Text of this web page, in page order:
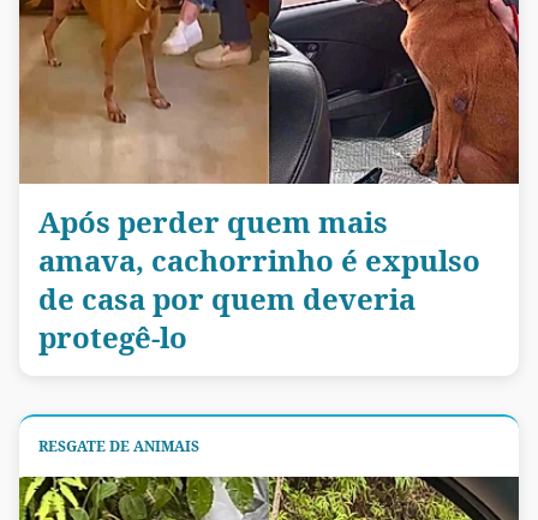
Após perder quem mais
amava, cachorrinho é expulso
de casa por quem deveria
protegê-lo
RESGATE DE ANIMAIS